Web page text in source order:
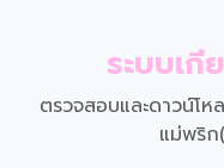
ระบบเ
ตรวจสอบและดาวน์โ
แม่พริก